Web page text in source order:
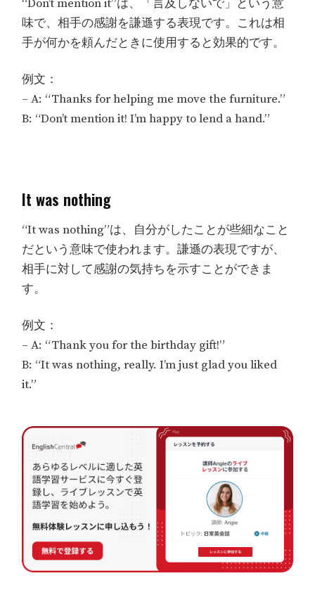
“Don’t mention it”は、「言及しないで」という意
味で、相手の感謝を謙遜する表現です。これは相
手が何かを頼んだときに使用すると効果的です。
例文：
– A: “Thanks for helping me move the furniture.”
B: “Don’t mention it! I’m happy to lend a hand.”
It was nothing
“It was nothing”は、自分がしたことが些細なこと
だという意味で使われます。謙遜の表現ですが、
相手に対して感謝の気持ちを示すことができま
す。
例文：
– A: “Thank you for the birthday gift!”
B: “It was nothing, really. I’m just glad you liked
it.”